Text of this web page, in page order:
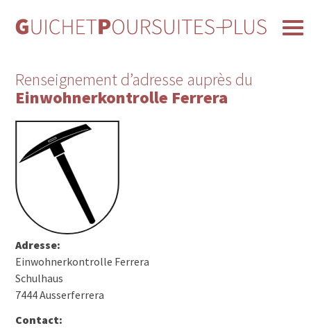
Renseignement d’adresse auprès du
Einwohnerkontrolle Ferrera
Adresse:
Einwohnerkontrolle Ferrera
Schulhaus
7444 Ausserferrera
Contact: